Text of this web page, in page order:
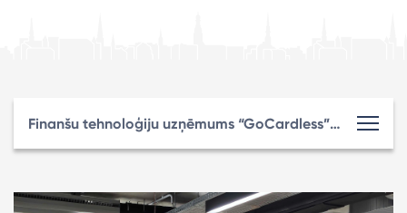
Finanšu tehnoloģiju uzņēmums “GoCardless” izvēlas Rīgu savam lielākajam biznesa centram Eiropas Savienībā